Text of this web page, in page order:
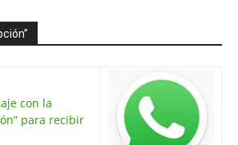
con la
para recibir